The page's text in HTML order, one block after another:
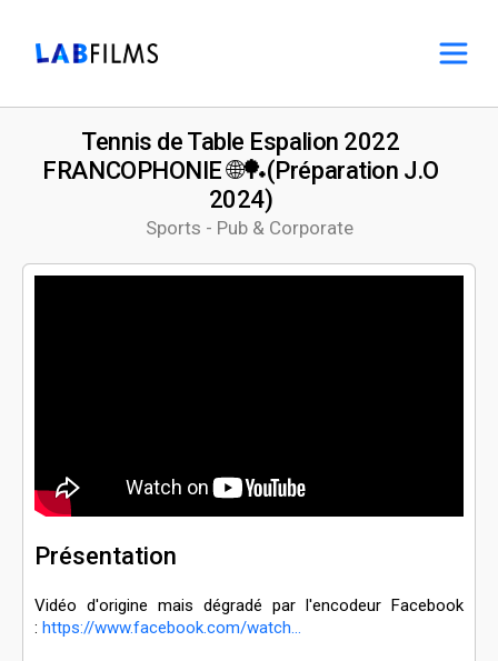
Sports - Pub & Corporate
Tennis de Table Espalion 2022
FRANCOPHONIE 🌐🏓(Préparation J.O
2024)
Présentation
Vidéo d'origine mais dégradé par l'encodeur Facebook
: https://www.facebook.com/watch...